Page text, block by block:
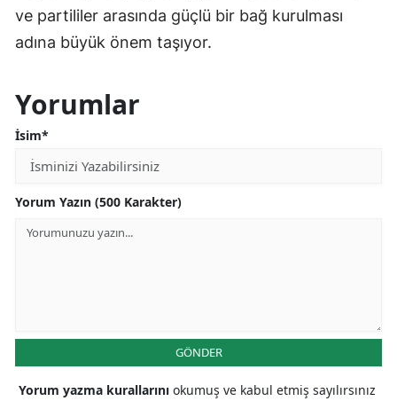
ve partililer arasında güçlü bir bağ kurulması
adına büyük önem taşıyor.
Yorumlar
İsim*
Yorum Yazın (500 Karakter)
GÖNDER
Yorum yazma kurallarını okumuş ve kabul etmiş sayılırsınız